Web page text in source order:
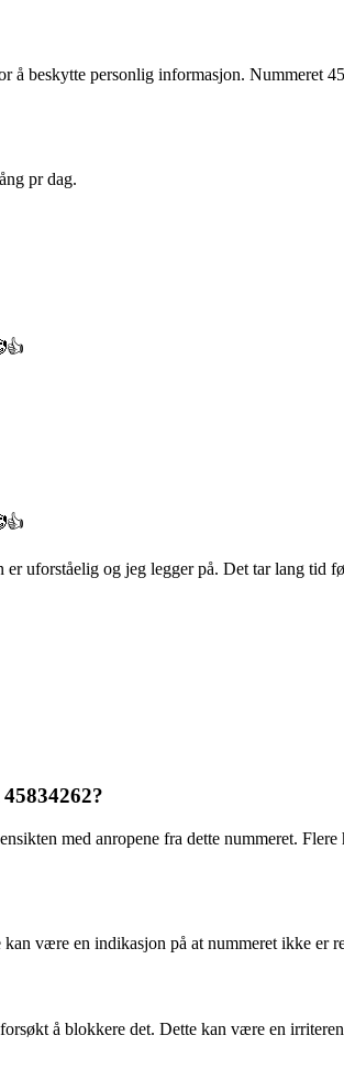
beskytte personlig informasjon. Nummeret
pr dag.
uforståelig og jeg legger på. Det tar lang tid
med anropene fra dette nummeret. Flere
være en indikasjon på at nummeret ikke er
å blokkere det. Dette kan være en